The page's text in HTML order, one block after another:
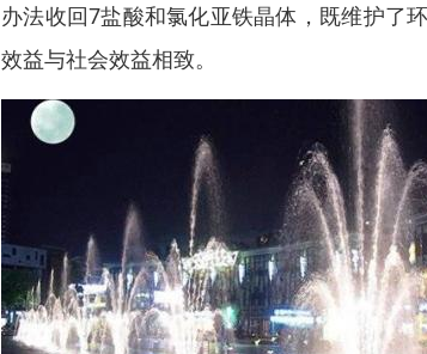
办法收回7盐酸和氯化亚铁晶体，既维护了
效益与社会效益相致。